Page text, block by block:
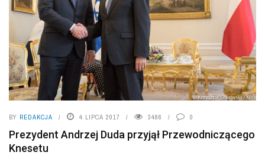
BY REDAKCJA 4 LIPCA 2017 3486 0
Prezydent Andrzej Duda przyjął Przewodniczącego
Knesetu